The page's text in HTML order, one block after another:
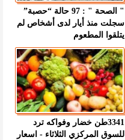
" الصحة " : 97 حالة “حصبة”
سجلت منذ أيار لدى أشخاص لم
يتلقوا المطعوم
3341طن خضار وفواكه ترد
للسوق المركزي الثلاثاء - اسعار